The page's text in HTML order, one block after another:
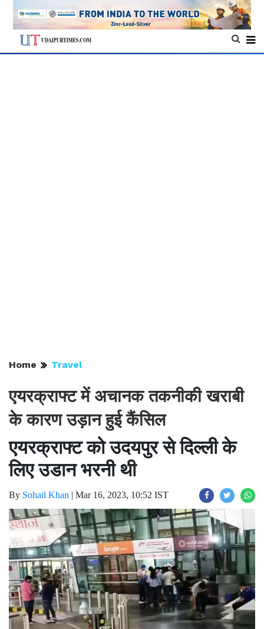
Home Travel
एयरक्राफ्ट में अचानक तकनीकी खराबी
के कारण उड़ान हुई कैंसिल
एयरक्राफ्ट को उदयपुर से दिल्ली के
लिए उडान भरनी थी
By Sohail Khan | Mar 16, 2023, 10:52 IST